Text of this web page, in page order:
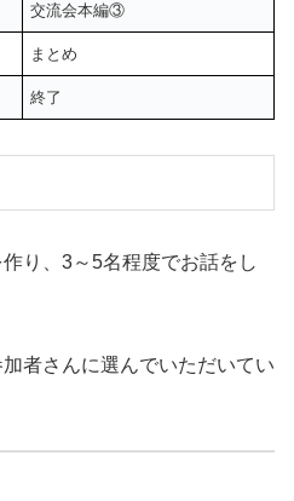
交流会本編③
まとめ
終了
り、3～5名程度でお話をし
者さんに選んでいただいてい